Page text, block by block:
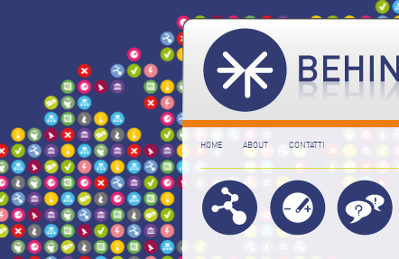
HOME ABOUT CONTATTI